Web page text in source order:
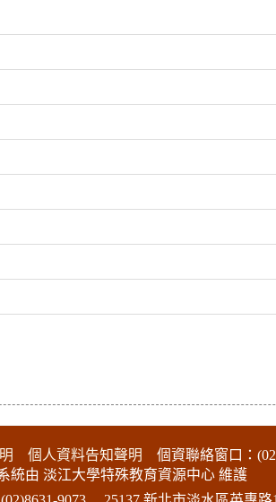
個人資料告知聲明 個資聯絡窗口：
統由 淡江大學特殊教育資源中心 維護